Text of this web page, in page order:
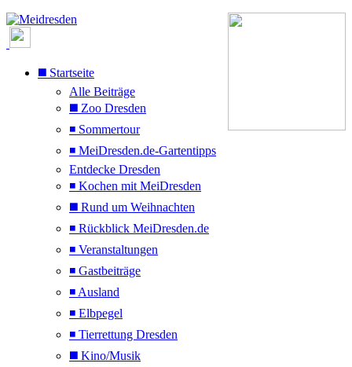
◼️ Startseite
Alle Beiträge
◼️ Zoo Dresden
◾ Sommertour
◾ MeiDresden.de-Gartentipps
Entdecke Dresden
◾ Kochen mit MeiDresden
◼️ Rund um Weihnachten
◾ Rückblick MeiDresden.de
◾ Veranstaltungen
◾ Gastbeiträge
◾ Ausland
◾ Elbpegel
◾ Tierrettung Dresden
◼️ Kino/Musik